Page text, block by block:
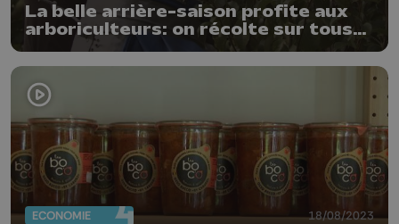
La belle arrière-saison profite aux
arboriculteurs: on récolte sur tous
les fronts
ECONOMIE 18/08/2023